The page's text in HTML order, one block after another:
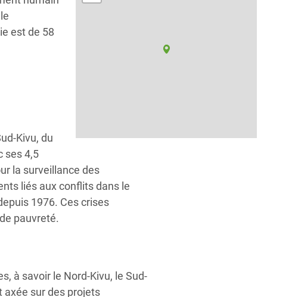
est de 58
Kivu, du
ses 4,5
la surveillance des
liés aux conflits dans le
1976. Ces crises
pauvreté.
à savoir le Nord-Kivu, le Sud-
axée sur des projets